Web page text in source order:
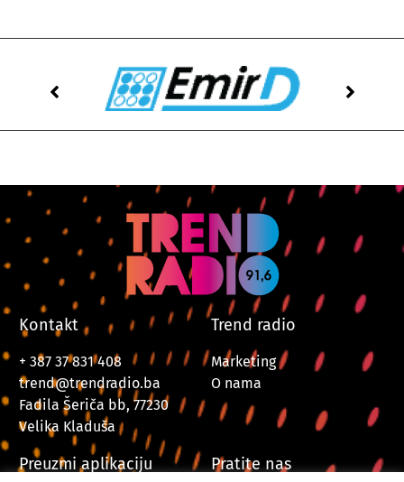
Kontakt
+ 387 37 831 408
trend@trendradio.ba
Fadila Šeriča bb, 77230
Velika Kladuša
Trend radio
Marketing
O nama
Preuzmi aplikaciju Pratite nas